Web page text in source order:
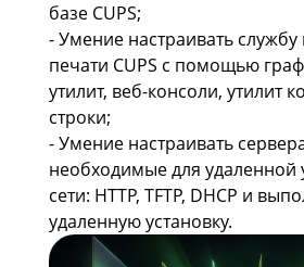
базе CUPS;
- Умение настраивать службу
печати CUPS с помощью
утилит, веб-консоли, утилит
строки;
- Умение настраивать
необходимые для удаленной
сети: HTTP, TFTP, DHCP и
удаленную установку.